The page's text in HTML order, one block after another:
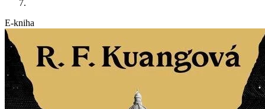
E-kniha